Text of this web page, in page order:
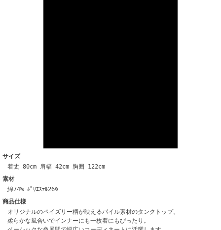
サイズ
着丈 80cm 肩幅 42cm 胸囲 122cm
素材
綿74% ﾎﾟﾘｴｽﾃﾙ26%
商品仕様
オリジナルのペイズリー柄が映えるパイル素材のタンクトップ。
柔らかな風合いでインナーにも一枚着にもぴったり。